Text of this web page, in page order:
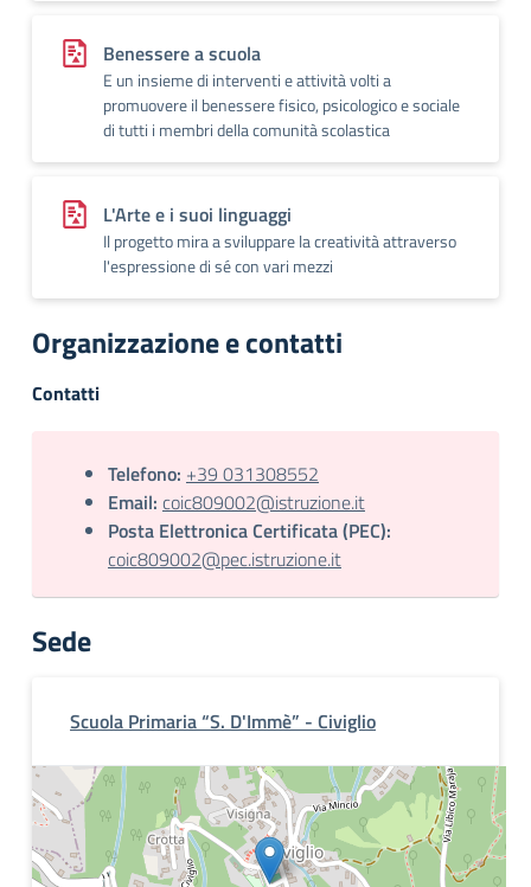
Benessere a scuola
E un insieme di interventi e attività volti a
promuovere il benessere fisico, psicologico e sociale
di tutti i membri della comunità scolastica
L'Arte e i suoi linguaggi
Il progetto mira a sviluppare la creatività attraverso
l'espressione di sé con vari mezzi
Organizzazione e contatti
Contatti
Telefono: +39 031308552
Email: coic809002@istruzione.it
Posta Elettronica Certificata (PEC):
coic809002@pec.istruzione.it
Sede
Scuola Primaria “S. D'Immè” - Civiglio